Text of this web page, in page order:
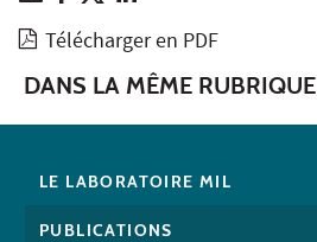
Télécharger en PDF
DANS LA MÊME RUBRIQUE
LE LABORATOIRE MIL
PUBLICATIONS